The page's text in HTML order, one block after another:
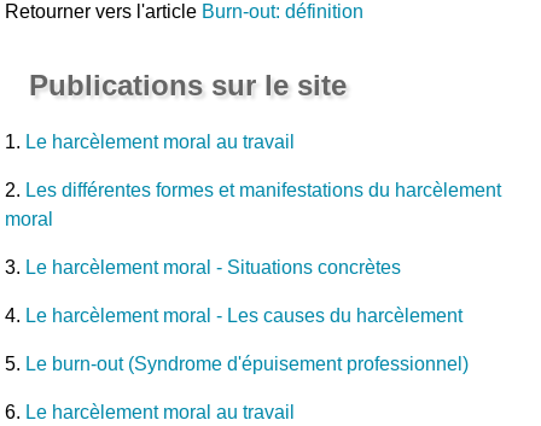
Retourner vers l'article Burn-out: définition
Publications sur le site
1. Le harcèlement moral au travail
2. Les différentes formes et manifestations du harcèlement
moral
3. Le harcèlement moral - Situations concrètes
4. Le harcèlement moral - Les causes du harcèlement
5. Le burn-out (Syndrome d'épuisement professionnel)
6. Le harcèlement moral au travail